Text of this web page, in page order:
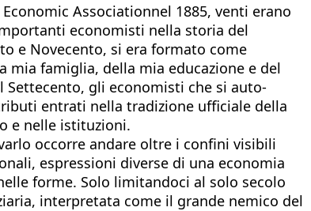
Associationnel 1885, venti erano
economisti nella storia del
e Novecento, si era formato come
mia famiglia, della mia educazione e del
Settecento, gli economisti che si auto-
entrati nella tradizione ufficiale della
e nelle istituzioni.
occorre andare oltre i confini visibili
espressioni diverse di una economia
forme. Solo limitandoci al solo secolo
interpretata come il grande nemico del